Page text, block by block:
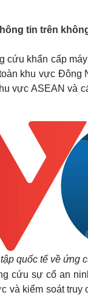
Nam
sống
yêu - Gia đình
tin trên
cứu khẩn cấp
khu vực
vực ASEAN và
quốc tế về ứng
cứu sự cố an
và kiểm soát